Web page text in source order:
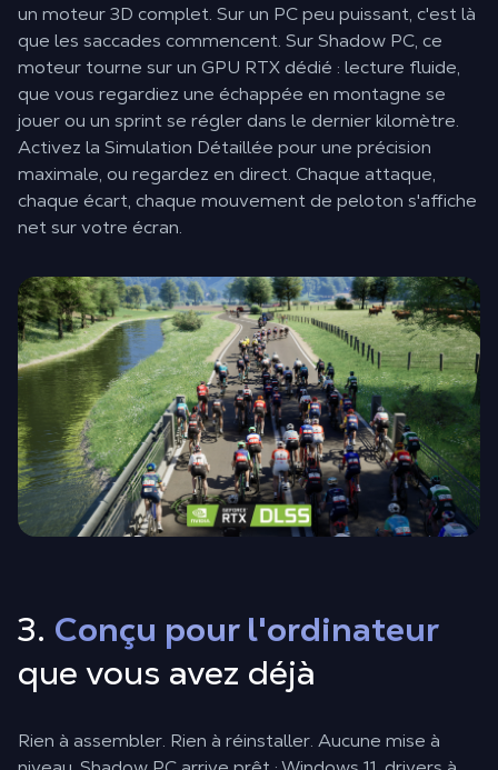
un moteur 3D complet. Sur un PC peu puissant, c'est là
que les saccades commencent. Sur Shadow PC, ce
moteur tourne sur un GPU RTX dédié : lecture fluide,
que vous regardiez une échappée en montagne se
jouer ou un sprint se régler dans le dernier kilomètre.
Activez la Simulation Détaillée pour une précision
maximale, ou regardez en direct. Chaque attaque,
chaque écart, chaque mouvement de peloton s'affiche
net sur votre écran.
3. Conçu pour l'ordinateur
que vous avez déjà
Rien à assembler. Rien à réinstaller. Aucune mise à